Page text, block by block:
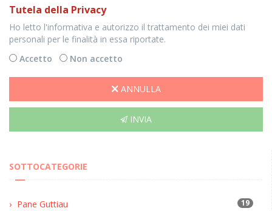
Tutela della Privacy
Ho letto l'informativa e autorizzo il trattamento dei miei dati
personali per le finalità in essa riportate.
Accetto
Non accetto
ANNULLA
INVIA
SOTTOCATEGORIE
Pane Guttiau 19